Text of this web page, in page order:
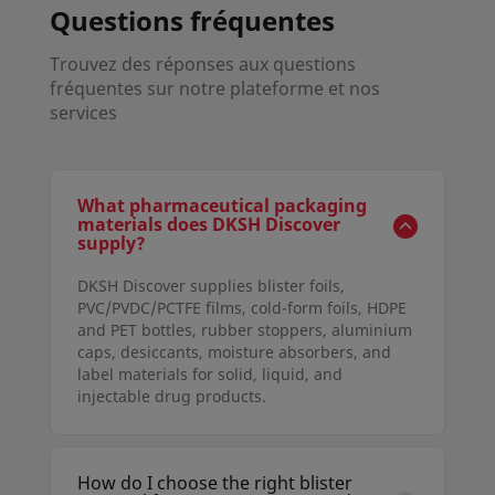
Questions fréquentes
Trouvez des réponses aux questions
fréquentes sur notre plateforme et nos
services
What pharmaceutical packaging
materials does DKSH Discover
supply?
DKSH Discover supplies blister foils,
PVC/PVDC/PCTFE films, cold-form foils, HDPE
and PET bottles, rubber stoppers, aluminium
caps, desiccants, moisture absorbers, and
label materials for solid, liquid, and
injectable drug products.
How do I choose the right blister